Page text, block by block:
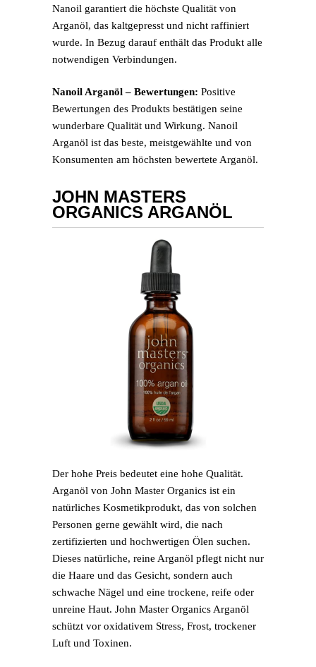
Nanoil garantiert die höchste Qualität von
Arganöl, das kaltgepresst und nicht raffiniert
wurde. In Bezug darauf enthält das Produkt alle
notwendigen Verbindungen.
Nanoil Arganöl – Bewertungen: Positive
Bewertungen des Produkts bestätigen seine
wunderbare Qualität und Wirkung. Nanoil
Arganöl ist das beste, meistgewählte und von
Konsumenten am höchsten bewertete Arganöl.
JOHN MASTERS
ORGANICS ARGANÖL
Der hohe Preis bedeutet eine hohe Qualität.
Arganöl von John Master Organics ist ein
natürliches Kosmetikprodukt, das von solchen
Personen gerne gewählt wird, die nach
zertifizierten und hochwertigen Ölen suchen.
Dieses natürliche, reine Arganöl pflegt nicht nur
die Haare und das Gesicht, sondern auch
schwache Nägel und eine trockene, reife oder
unreine Haut. John Master Organics Arganöl
schützt vor oxidativem Stress, Frost, trockener
Luft und Toxinen.